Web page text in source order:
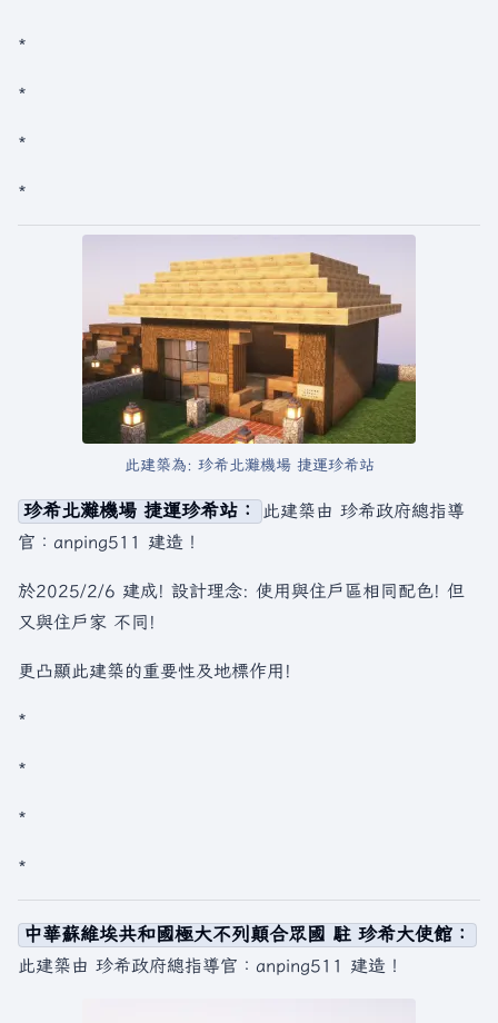
*
*
*
*
此建築為: 珍希北灘機場 捷運珍希站
珍希北灘機場 捷運珍希站：
此建築由 珍希政府總指導
官：anping511 建造！
於2025/2/6 建成! 設計理念: 使用與住戶區相同配色! 但
又與住戶家 不同!
更凸顯此建築的重要性及地標作用!
*
*
*
*
中華蘇維埃共和國極大不列顛合眾國 駐 珍希大使館：
此建築由 珍希政府總指導官：anping511 建造！